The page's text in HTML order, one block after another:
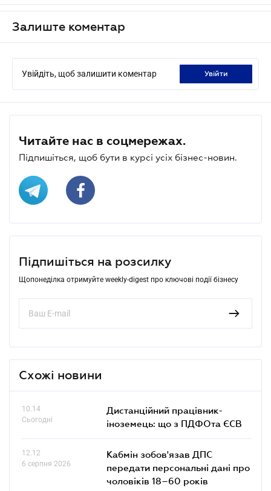
Залиште коментар
Увійдіть, щоб залишити коментар увійти
Читайте нас в соцмережах.
Підпишіться, щоб бути в курсі усіх бізнес-новин.
Підпишіться на розсилку
Щопонеділка отримуйте weekly-digest про ключові події бізнесу
Схожі новини
10.14
Сьогодні
Дистанційний працівник-
іноземець: що з ПДФОта ЄСВ
12.12
6 серпня 2026
Кабмін зобов'язав ДПС
передати персональні дані про
чоловіків 18–60 років